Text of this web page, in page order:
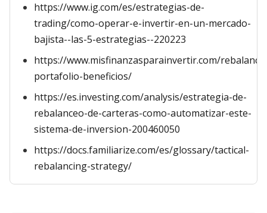
https://www.ig.com/es/estrategias-de-
trading/como-operar-e-invertir-en-un-mercado-
bajista--las-5-estrategias--220223
https://www.misfinanzasparainvertir.com/
portafolio-beneficios/
https://es.investing.com/analysis/estrategia-de-
rebalanceo-de-carteras-como-automatizar-este-
sistema-de-inversion-200460050
https://docs.familiarize.com/es/glossary/tactical-
rebalancing-strategy/